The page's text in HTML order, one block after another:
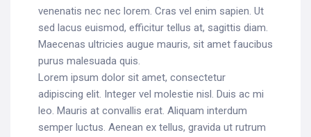
venenatis nec nec lorem. Cras vel enim sapien. Ut
sed lacus euismod, efficitur tellus at, sagittis diam.
Maecenas ultricies augue mauris, sit amet faucibus
purus malesuada quis.
Lorem ipsum dolor sit amet, consectetur
adipiscing elit. Integer vel molestie nisl. Duis ac mi
leo. Mauris at convallis erat. Aliquam interdum
semper luctus. Aenean ex tellus, gravida ut rutrum